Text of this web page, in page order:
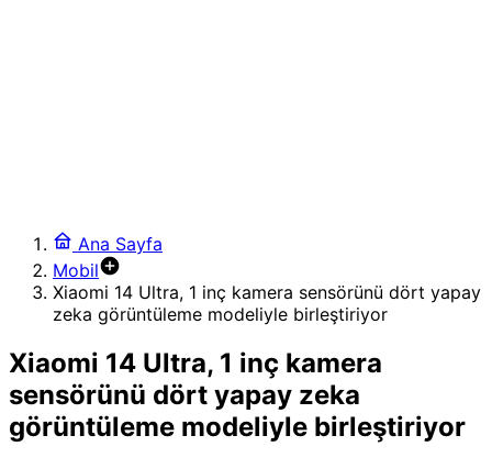
23:23
Microsoft, Xbox 360 oyunlarını bilgisayarlara getirmeye
hazırlanıyor
18:59
Sentetik Biyolojide Yapay Zeka: Genom Dil Modelleriyle
Virüs Mühendisliği
Ana Sayfa
Mobil
Xiaomi 14 Ultra, 1 inç kamera sensörünü dört yapay
zeka görüntüleme modeliyle birleştiriyor
Xiaomi 14 Ultra, 1 inç kamera
sensörünü dört yapay zeka
görüntüleme modeliyle birleştiriyor